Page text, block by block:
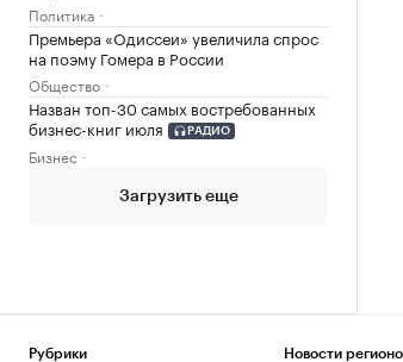
Политика
Премьера «Одиссеи» увеличила спрос
на поэму Гомера в России
Общество
Назван топ-30 самых востребованных
бизнес-книг июля
РАДИО
Бизнес
Загрузить еще
Рубрики Новости